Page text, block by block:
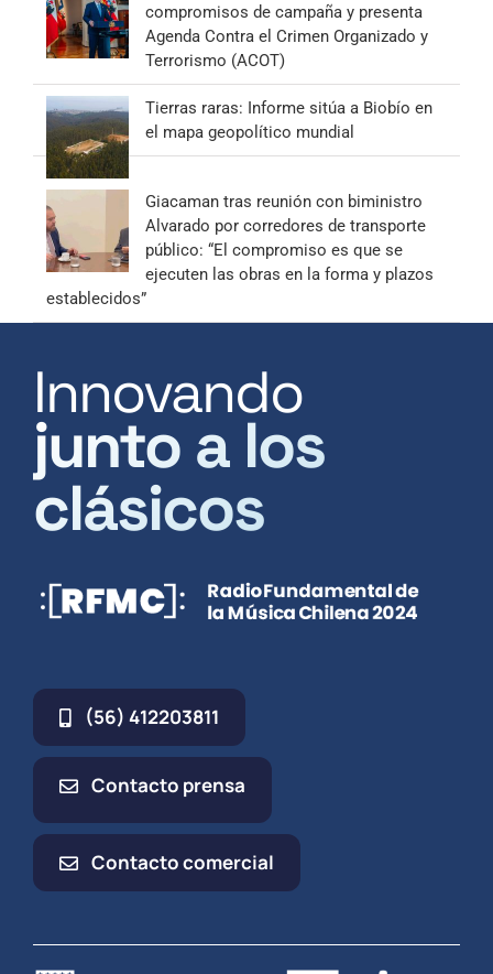
compromisos de campaña y presenta
Agenda Contra el Crimen Organizado y
Terrorismo (ACOT)
Tierras raras: Informe sitúa a Biobío en
el mapa geopolítico mundial
Giacaman tras reunión con biministro
Alvarado por corredores de transporte
público: “El compromiso es que se
ejecuten las obras en la forma y plazos
establecidos”
Innovando
junto a los
clásicos
(56) 412203811
Contacto prensa
Contacto comercial